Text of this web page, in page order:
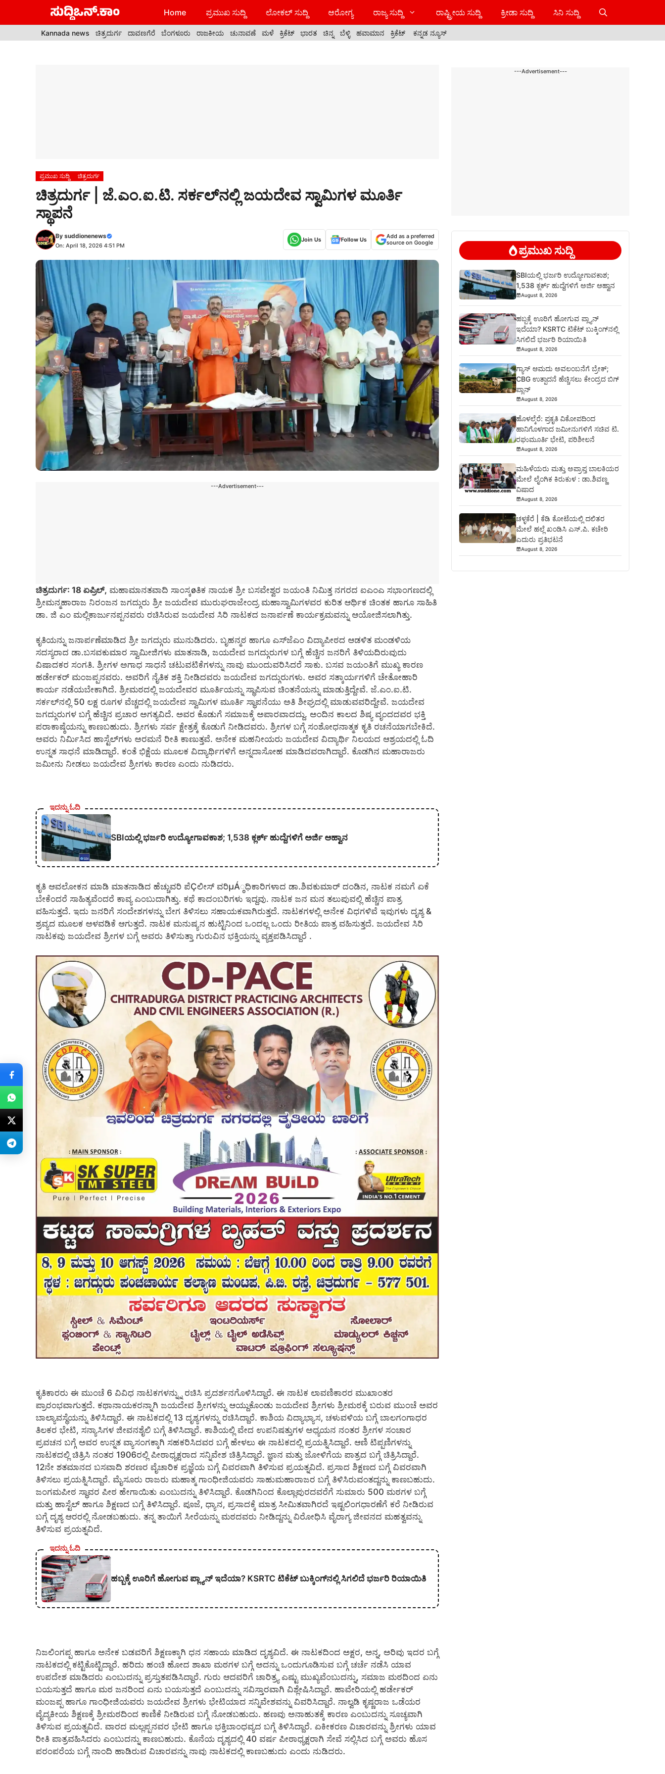
Home ಪ್ರಮುಖ ಸುದ್ದಿ ಲೋಕಲ್ ಸುದ್ದಿ ಆರೋಗ್ಯ ರಾಜ್ಯ ಸುದ್ದಿ ರಾಷ್ಟ್ರೀಯ ಸುದ್ದಿ ಕ್ರೀಡಾ ಸುದ್ದಿ ಸಿನಿ ಸುದ್ದಿ
Kannada news ಚಿತ್ರದುರ್ಗ ದಾವಣಗೆರೆ ಬೆಂಗಳೂರು ರಾಜಕೀಯ ಚುನಾವಣೆ ಮಳೆ ಕ್ರಿಕೆಟ್ ಭಾರತ ಚಿನ್ನ ಬೆಳ್ಳಿ ಹವಾಮಾನ ಕ್ರಿಕೆಟ್ ಕನ್ನಡ ನ್ಯೂಸ್
ಪ್ರಮುಖ ಸುದ್ದಿ ಚಿತ್ರದುರ್ಗ
ಚಿತ್ರದುರ್ಗ | ಜೆ.ಎಂ.ಐ.ಟಿ. ಸರ್ಕಲ್‍ನಲ್ಲಿ ಜಯದೇವ ಸ್ವಾಮಿಗಳ ಮೂರ್ತಿ
ಸ್ಥಾಪನೆ
By suddionenews
On: April 18, 2026 4:51 PM
Join Us Follow Us
Add as a preferred
source on Google
---Advertisement---
ಚಿತ್ರದುರ್ಗ: 18 ಏಪ್ರಿಲ್, ಮಹಾಮಾನತವಾದಿ ಸಾಂಸ್ಕøತಿಕ ನಾಯಕ ಶ್ರೀ ಬಸವೇಶ್ವರ ಜಯಂತಿ ನಿಮಿತ್ತ ನಗರದ ಐಎಂಎ ಸಭಾಂಗಣದಲ್ಲಿ
ಶ್ರೀಮನ್ಮಹಾರಾಜ ನಿರಂಜನ ಜಗದ್ಗುರು ಶ್ರೀ ಜಯದೇವ ಮುರುಘರಾಜೇಂದ್ರ ಮಹಾಸ್ವಾಮಿಗಳವರ ಕುರಿತ ಆರ್ಥಿಕ ಚಿಂತಕ ಹಾಗೂ ಸಾಹಿತಿ
ಡಾ. ಜಿ ಎಂ ಮಲ್ಲಿಕಾರ್ಜುನಪ್ಪನವರು ರಚಿಸಿರುವ ಜಯದೇವ ಸಿರಿ ನಾಟಕದ ಜನಾರ್ಪಣೆ ಕಾರ್ಯಕ್ರಮವನ್ನು ಆಯೋಜಿಸಲಾಗಿತ್ತು.
ಕೃತಿಯನ್ನು ಜನಾರ್ಪಣೆ‌ಮಾಡಿದ ಶ್ರೀ ಜಗದ್ಗುರು ಮುನುಡಿದರು. ಬೃಹನ್ಮಠ ಹಾಗೂ ಎಸ್‍ಜೆಎಂ ವಿದ್ಯಾಪೀಠದ ಆಡಳಿತ ಮಂಡಳಿಯ
ಸದಸ್ಯರಾದ ಡಾ.ಬಸವಕುಮಾರ ಸ್ವಾಮೀಜಿಗಳು ಮಾತನಾಡಿ, ಜಯದೇವ ಜಗದ್ಗುರುಗಳ ಬಗ್ಗೆ ಹೆಚ್ಚಿನ ಜನರಿಗೆ ತಿಳಿಯದಿರುವುದು
ವಿಷಾದಕರ ಸಂಗತಿ. ಶ್ರೀಗಳ ಅಗಾಧ ಸಾಧನೆ ಚಟುವಟಿಕೆಗಳನ್ನು ನಾವು ಮುಂದುವರಿಸಿದರೆ ಸಾಕು. ಬಸವ ಜಯಂತಿಗೆ ಮುಖ್ಯ ಕಾರಣ
ಹರ್ಡೇಕರ್ ಮಂಜಪ್ಪನವರು. ಅವರಿಗೆ ನೈತಿಕ ಶಕ್ತಿ ನೀಡಿದವರು ಜಯದೇವ ಜಗದ್ಗುರುಗಳು. ಅವರ ಸತ್ಕಾರ್ಯಗಳಿಗೆ ಚೇತೋಹಾರಿ
ಕಾರ್ಯ ನಡೆಯಬೇಕಾಗಿದೆ. ಶ್ರೀಮಠದಲ್ಲಿ ಜಯದೇವರ ಮೂರ್ತಿಯನ್ನು ಸ್ಥಾಪಿಸುವ ಚಿಂತನೆಯನ್ನು ಮಾಡುತ್ತಿದ್ದೇವೆ. ಜೆ.ಎಂ.ಐ.ಟಿ.
ಸರ್ಕಲ್‍ನಲ್ಲಿ 50 ಲಕ್ಷ ರೂಗಳ ವೆಚ್ಚದಲ್ಲಿ ಜಯದೇವ ಸ್ವಾಮಿಗಳ ಮೂರ್ತಿ ಸ್ಥಾಪನೆಯು ಅತಿ ಶೀಘ್ರದಲ್ಲಿ ಮಾಡುವವರಿದ್ದೇವೆ. ಜಯದೇವ
ಜಗದ್ಗುರುಗಳ ಬಗ್ಗೆ ಹೆಚ್ಚಿನ ಪ್ರಚಾರ ಅಗತ್ಯವಿದೆ. ಅವರ ಕೊಡುಗೆ ಸಮಾಜಕ್ಕೆ ಅಪಾರವಾದದ್ದು. ಅಂದಿನ ಕಾಲದ ಶಿಷ್ಯ ವೃಂದದವರ ಭಕ್ತಿ
ಪರಾಕಾಷ್ಠೆಯನ್ನು ಕಾಣಬಹುದು. ಶ್ರೀಗಳು ಸರ್ವ ಕ್ಷೇತ್ರಕ್ಕೆ ಕೊಡುಗೆ ನೀಡಿದವರು. ಶ್ರೀಗಳ ಬಗ್ಗೆ ಸಂಶೋಧನಾತ್ಮಕ ಕೃತಿ ರಚನೆಯಾಗಬೇಕಿದೆ.
ಅವರು ನಿರ್ಮಿಸಿದ ಹಾಸ್ಟೆಲ್‍ಗಳು ಅರಮನೆ ರೀತಿ ಕಾಣುತ್ತವೆ. ಅನೇಕ ಮಹನೀಯರು ಜಯದೇವ ವಿದ್ಯಾರ್ಥಿ ನಿಲಯದ ಆಶ್ರಯದಲ್ಲಿ ಓದಿ
ಉನ್ನತ ಸಾಧನೆ ಮಾಡಿದ್ದಾರೆ. ಕಂತೆ ಭಿಕ್ಷೆಯ ಮೂಲಕ ವಿದ್ಯಾರ್ಥಿಗಳಿಗೆ ಅನ್ನದಾಸೋಹ ಮಾಡಿದವರಾಗಿದ್ದಾರೆ. ಕೊಡಗಿನ ಮಹಾರಾಜರು
ಜಮೀನು ನೀಡಲು ಜಯದೇವ ಶ್ರೀಗಳು ಕಾರಣ ಎಂದು ನುಡಿದರು.
ಇದನ್ನು ಓದಿ
SBIಯಲ್ಲಿ ಭರ್ಜರಿ ಉದ್ಯೋಗಾವಕಾಶ; 1,538 ಕ್ಲರ್ಕ್ ಹುದ್ದೆಗಳಿಗೆ ಅರ್ಜಿ ಆಹ್ವಾನ
ಕೃತಿ ಆವಲೋಕನ ಮಾಡಿ ಮಾತನಾಡಿದ ಹೆಚ್ಚುವರಿ ಪೆÇಲೀಸ್ ವರಿμÁ್ಠಧಿಕಾರಿಗಳಾದ ಡಾ.ಶಿವಕುಮಾರ್ ದಂಡಿನ, ನಾಟಕ ನಮಗೆ ಏಕೆ
ಬೇಕೆಂದರೆ ಸಾಹಿತ್ಯವೆಂದರೆ ಕಾವ್ಯ ಎಂಬುದಾಗಿತ್ತು. ಕಥೆ ಕಾದಂಬರಿಗಳು ಇದ್ದವು. ನಾಟಕ ಜನ ಮನ ತಲುಪುವಲ್ಲಿ ಹೆಚ್ಚಿನ ಪಾತ್ರ
ವಹಿಸುತ್ತದೆ. ಇದು ಜನರಿಗೆ ಸಂದೇಶಗಳನ್ನು ಬೇಗ ತಿಳಿಸಲು ಸಹಾಯಕವಾಗಿರುತ್ತದೆ. ನಾಟಕಗಳಲ್ಲಿ ಅನೇಕ ವಿಧಗಳಿವೆ ಇವುಗಳು ದೃಶ್ಯ &
ಶ್ರವ್ಯದ ಮೂಲಕ ಅಳವಡಿಕೆ ಆಗುತ್ತದೆ. ನಾಟಕ ಮನುಷ್ಯನ ಹುಟ್ಟಿನಿಂದ ಒಂದಲ್ಲ ಒಂದು ರೀತಿಯ ಪಾತ್ರ ವಹಿಸುತ್ತದೆ. ಜಯದೇವ ಸಿರಿ
ನಾಟಕವು ಜಯದೇವ ಶ್ರೀಗಳ ಬಗ್ಗೆ ಅವರು ತಿಳಿಸುತ್ತಾ ಗುರುವಿನ ಭಕ್ತಿಯನ್ನು ವ್ಯಕ್ತಪಡಿಸಿದ್ದಾರೆ .
ಕೃತಿಕಾರರು ಈ ಮುಂಚೆ 6 ವಿವಿಧ ನಾಟಕಗಳನ್ನ್ನು ರಚಿಸಿ ಪ್ರದರ್ಶನಗೊಳಿಸಿದ್ದಾರೆ. ಈ ನಾಟಕ ಲಾವಣಿಕಾರರ ಮುಖಾಂತರ
ಪ್ರಾರಂಭವಾಗುತ್ತದೆ. ಕಥಾನಾಯಕರನ್ನಾಗಿ ಜಯದೇವ ಶ್ರೀಗಳನ್ನು ಆಯ್ದುಕೊಂಡು ಜಯದೇವ ಶ್ರೀಗಳು ಶ್ರೀಮಠಕ್ಕೆ ಬರುವ ಮುಂಚೆ ಅವರ
ಬಾಲ್ಯಾವಸ್ಥೆಯನ್ನು ತಿಳಿಸಿದ್ದಾರೆ. ಈ ನಾಟಕದಲ್ಲಿ 13 ದೃಶ್ಯಗಳನ್ನು ರಚಿಸಿದ್ದಾರೆ. ಕಾಶಿಯ ವಿದ್ಯಾಭ್ಯಾಸ, ಚಳುವಳಿಯ ಬಗ್ಗೆ ಬಾಲಗಂಗಾಧರ
ತಿಲಕರ ಭೇಟಿ, ಸನ್ಯಾಸಿಗಳ ಜೀವನಶೈಲಿ ಬಗ್ಗೆ ತಿಳಿಸಿದ್ದಾರೆ. ಕಾಶಿಯಲ್ಲಿ ವೇದ ಉಪನಿಷತ್ತುಗಳ ಅಧ್ಯಯನ ನಂತರ ಶ್ರೀಗಳ ಸಂಚಾರ
ಪ್ರವಚನ ಬಗ್ಗೆ ಅವರ ಉನ್ನತ ವ್ಯಾಸಂಗಕ್ಕಾಗಿ ಸಹಕರಿಸಿದವರ ಬಗ್ಗೆ ಹೇಳಲು ಈ ನಾಟಕದಲ್ಲಿ ಪ್ರಯತ್ನಿಸಿದ್ದಾರೆ. ಆಣಿ ಟಿಪ್ಪಣಿಗಳನ್ನು
ನಾಟಕದಲ್ಲಿ ಚಿತ್ರಿಸಿ ನಂತರ 1906ರಲ್ಲಿ ಪೀಠಾಧ್ಯಕ್ಷರಾದ ಸನ್ನಿವೇಶ ಚಿತ್ರಿಸಿದ್ದಾರೆ. ಜ್ಞಾನ ಮತ್ತು ಜೋಳಿಗೆಯ ಪಾತ್ರದ ಬಗ್ಗೆ ಚಿತ್ರಿಸಿದ್ದಾರೆ.
12ನೇ ಶತಮಾನದ ಬಸವಾದಿ ಶರಣರ ವೈಚಾರಿಕ ಪ್ರಜ್ಞೆಯ ಬಗ್ಗೆ ವಿವರವಾಗಿ ತಿಳಿಸುವ ಪ್ರಯತ್ನವಿದೆ. ಪ್ರಸಾದ ಶಿಕ್ಷಣದ ಬಗ್ಗೆ ವಿವರವಾಗಿ
ತಿಳಿಸಲು ಪ್ರಯತ್ನಿಸಿದ್ದಾರೆ. ಮೈಸೂರು ರಾಜರು ಮಹಾತ್ಮ ಗಾಂಧೀಜಿಯವರು ಸಾಹುಮಹಾರಾಜರ ಬಗ್ಗೆ ತಿಳಿಸಿರುವಂತದ್ದನ್ನು ಕಾಣಬಹುದು.
ಜಂಗಮಪೀಠ ಸ್ಥಾವರ ಪೀಠ ಹೇಗಾಯಿತು ಎಂಬುದನ್ನು ತಿಳಿಸಿದ್ದಾರೆ. ಕೊಡಗಿನಿಂದ ಕೊಲ್ಲಾಪುರದವರೆಗೆ ಸುಮಾರು 500 ಮಠಗಳ ಬಗ್ಗೆ
ಮತ್ತು ಹಾಸ್ಟೆಲ್ ಹಾಗೂ ಶಿಕ್ಷಣದ ಬಗ್ಗೆ ತಿಳಿಸಿದ್ದಾರೆ. ಪೂಜೆ, ಧ್ಯಾನ, ಪ್ರಸಾದಕ್ಕೆ ಮಾತ್ರ ಸೀಮಿತವಾಗಿರದೆ ಇಷ್ಟಲಿಂಗಧಾರಣೆಗೆ ಕರೆ ನೀಡಿರುವ
ಬಗ್ಗೆ ದೃಶ್ಯ ಆರರಲ್ಲಿ ನೋಡಬಹುದು. ತನ್ನ ತಾಯಿಗೆ ಸೀರೆಯನ್ನು ಮಠದವರು ನೀಡಿದ್ದನ್ನು ವಿರೋಧಿಸಿ ವೈರಾಗ್ಯ ಜೀವನದ ಮಹತ್ವವನ್ನು
ತಿಳಿಸುವ ಪ್ರಯತ್ನವಿದೆ.
ಇದನ್ನು ಓದಿ
ಹಬ್ಬಕ್ಕೆ ಊರಿಗೆ ಹೋಗುವ ಪ್ಲ್ಯಾನ್ ಇದೆಯಾ? KSRTC ಟಿಕೆಟ್ ಬುಕ್ಕಿಂಗ್‌ನಲ್ಲಿ ಸಿಗಲಿದೆ ಭರ್ಜರಿ ರಿಯಾಯಿತಿ
ನಿಜಲಿಂಗಪ್ಪ ಹಾಗೂ ಅನೇಕ ಬಡವರಿಗೆ ಶಿಕ್ಷಣಕ್ಕಾಗಿ ಧನ ಸಹಾಯ ಮಾಡಿದ ದೃಶ್ಯವಿದೆ. ಈ ನಾಟಕದಿಂದ ಅಕ್ಷರ, ಅನ್ನ, ಅರಿವು ಇದರ ಬಗ್ಗೆ
ನಾಟಕದಲ್ಲಿ ಕಟ್ಟಿಕೊಟ್ಟಿದ್ದಾರೆ. ಹರಿದು ಹಂಚಿ ಹೋದ ಶಾಖಾ ಮಠಗಳ ಬಗ್ಗೆ ಅದನ್ನು ಒಂದುಗೂಡಿಸುವ ಬಗ್ಗೆ ಚರ್ಚೆ ನಡೆಸಿ ಯಾವ
ಉಪದೇಶ ಮಾಡಿದರು ಎಂಬುದನ್ನು ಪ್ರಸ್ತುತಪಡಿಸಿದ್ದಾರೆ. ಗುರು ಆದವರಿಗೆ ಚಾರಿತ್ರ್ಯ ಎಷ್ಟು ಮುಖ್ಯವೆಂಬುದನ್ನು, ಸಮಾಜ ಮಠದಿಂದ ಏನು
ಬಯಸುತ್ತದೆ ಹಾಗೂ ಮಠ ಜನರಿಂದ ಏನು ಬಯಸುತ್ತದೆ ಎಂಬುದನ್ನು ಸವಿಸ್ತಾರವಾಗಿ ವಿಶ್ಲೇಷಿಸಿದ್ದಾರೆ. ಹಾವೇರಿಯಲ್ಲಿ ಹರ್ಡೇಕರ್
ಮಂಜಪ್ಪ ಹಾಗೂ ಗಾಂಧೀಜಿಯವರು ಜಯದೇವ ಶ್ರೀಗಳು ಭೇಟಿಯಾದ ಸನ್ನಿವೇಶವನ್ನು ವಿವರಿಸಿದ್ದಾರೆ. ನಾಲ್ವಡಿ ಕೃಷ್ಣರಾಜ ಒಡೆಯರ
ವೈದ್ಯಕೀಯ ಶಿಕ್ಷಣಕ್ಕೆ ಶ್ರೀಮಠದಿಂದ ಕಾಣಿಕೆ ನೀಡಿರುವ ಬಗ್ಗೆ ನೋಡಬಹುದು. ಹಣವು ಅನಾಹುತಕ್ಕೆ ಕಾರಣ ಎಂಬುದನ್ನು ಸೂಚ್ಯವಾಗಿ
ತಿಳಿಸುವ ಪ್ರಯತ್ನವಿದೆ. ವಾರದ ಮಲ್ಲಪ್ಪನವರ ಭೇಟಿ ಹಾಗೂ ಭಕ್ತಿಬಾಂಧವ್ಯದ ಬಗ್ಗೆ ತಿಳಿಸಿದ್ದಾರೆ. ಏಕೀಕರಣ ವಿಚಾರವನ್ನು ಶ್ರೀಗಳು ಯಾವ
ರೀತಿ ಪಾತ್ರವಹಿಸಿದರು ಎಂಬುದನ್ನು ಕಾಣಬಹುದು. ಕೊನೆಯ ದೃಶ್ಯದಲ್ಲಿ 40 ವರ್ಷ ಪೀಠಾಧ್ಯಕ್ಷರಾಗಿ ಸೇವೆ ಸಲ್ಲಿಸಿದ ಬಗ್ಗೆ ಅವರು ಹೊಸ
ಪರಂಪರೆಯ ಬಗ್ಗೆ ನಾಂದಿ ಹಾಡಿರುವ ವಿಚಾರವನ್ನು ನಾವು ನಾಟಕದಲ್ಲಿ ಕಾಣಬಹುದು ಎಂದು ನುಡಿದರು.
---Advertisement---
ಪ್ರಮುಖ ಸುದ್ದಿ
SBIಯಲ್ಲಿ ಭರ್ಜರಿ ಉದ್ಯೋಗಾವಕಾಶ;
1,538 ಕ್ಲರ್ಕ್ ಹುದ್ದೆಗಳಿಗೆ ಅರ್ಜಿ ಆಹ್ವಾನ
August 8, 2026
ಹಬ್ಬಕ್ಕೆ ಊರಿಗೆ ಹೋಗುವ ಪ್ಲ್ಯಾನ್
ಇದೆಯಾ? KSRTC ಟಿಕೆಟ್ ಬುಕ್ಕಿಂಗ್‌ನಲ್ಲಿ
ಸಿಗಲಿದೆ ಭರ್ಜರಿ ರಿಯಾಯಿತಿ
August 8, 2026
ಗ್ಯಾಸ್ ಆಮದು ಅವಲಂಬನೆಗೆ ಬ್ರೇಕ್;
CBG ಉತ್ಪಾದನೆ ಹೆಚ್ಚಿಸಲು ಕೇಂದ್ರದ ಬಿಗ್
ಪ್ಲಾನ್
August 8, 2026
ಹೊಳಲ್ಕೆರೆ: ಪ್ರಕೃತಿ ವಿಕೋಪದಿಂದ
ಹಾನಿಗೊಳಗಾದ ಜಮೀನುಗಳಿಗೆ ಸಚಿವ ಟಿ.
ರಘುಮೂರ್ತಿ ಭೇಟಿ, ಪರಿಶೀಲನೆ
August 8, 2026
ಮಹಿಳೆಯರು ಮತ್ತು ಅಪ್ರಾಪ್ತ ಬಾಲಕಿಯರ
ಮೇಲೆ ಲೈಂಗಿಕ ಕಿರುಕುಳ : ಡಾ.ಶಿವಣ್ಣ
ವಿಷಾದ
August 8, 2026
ಚಳ್ಳಕೆರೆ | ಕೆಡಿ ಕೋಟೆಯಲ್ಲಿ ದಲಿತರ
ಮೇಲೆ ಹಲ್ಲೆ ಖಂಡಿಸಿ ಎಸ್.ಪಿ. ಕಚೇರಿ
ಎದುರು ಪ್ರತಿಭಟನೆ
August 8, 2026